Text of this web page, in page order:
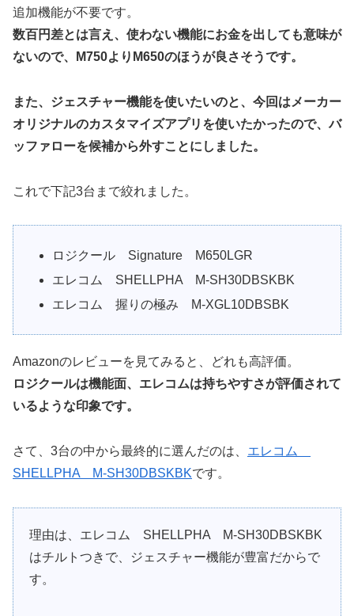
追加機能が不要です。
数百円差とは言え、使わない機能にお金を出しても意味が
ないので、M750よりM650のほうが良さそうです。
また、ジェスチャー機能を使いたいのと、今回はメーカー
オリジナルのカスタマイズアプリを使いたかったので、バ
ッファローを候補から外すことにしました。
これで下記3台まで絞れました。
ロジクール Signature M650LGR
エレコム SHELLPHA M-SH30DBSKBK
エレコム 握りの極み M-XGL10DBSBK
Amazonのレビューを見てみると、どれも高評価。
ロジクールは機能面、エレコムは持ちやすさが評価されて
いるような印象です。
さて、3台の中から最終的に選んだのは、 エレコム
SHELLPHA M-SH30DBSKBKです。
理由は、エレコム SHELLPHA M-SH30DBSKBK
はチルトつきで、ジェスチャー機能が豊富だからで
す。